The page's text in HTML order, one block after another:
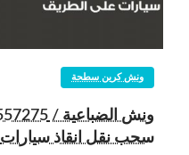
ونش كرين سطحة
سحب نقل انقاذ سيارات